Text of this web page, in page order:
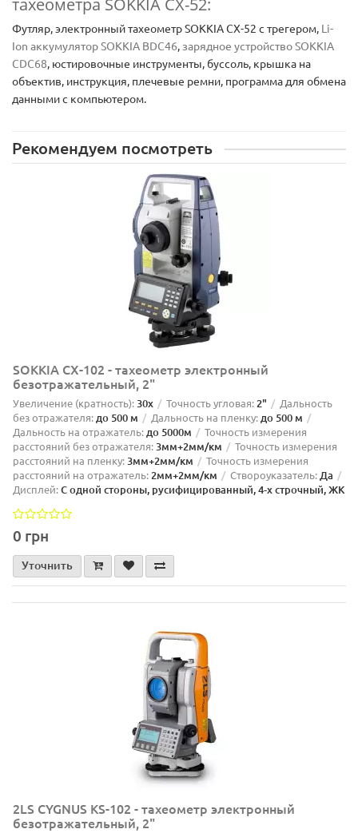
тахеометра SOKKIA CX-52:
Футляр, электронный тахеометр SOKKIA CX-52 с трегером, Li-
Ion аккумулятор SOKKIA BDC46, зарядное устройство SOKKIA
CDC68, юстировочные инструменты, буссоль, крышка на
объектив, инструкция, плечевые ремни, программа для обмена
данными с компьютером.
Рекомендуем посмотреть
SOKKIA CX-102 - тахеометр электронный
безотражательный, 2"
Увеличение (кратность):30х Точность угловая:2"
Дальность
без отражателя:до 500 м Дальность на пленку:до 500 м
Дальность на отражатель:до 5000м
Точность измерения
расстояний без отражателя:3мм+2мм/км
Точность измерения
расстояний на пленку:3мм+2мм/км
Точность измерения
расстояний на отражатель:2мм+2мм/км Створоуказатель:Да
Дисплей:С одной стороны, русифицированный, 4-х строчный, ЖК
0 грн
Уточнить
2LS CYGNUS KS-102 - тахеометр электронный
безотражательный, 2"